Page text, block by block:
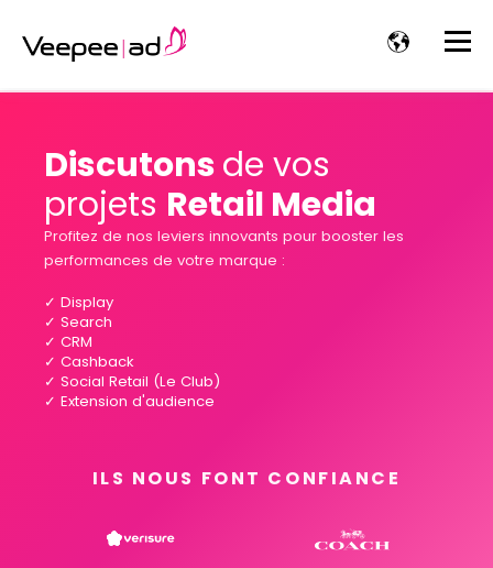
Discutonsde vos
projets Retail Media
Profitez de nos leviers innovants pour booster les
performances de votre marque :
✓ Display
✓ Search
✓ CRM
✓ Cashback
✓ Social Retail (Le Club)
✓ Extension d'audience
ILS NOUS FONT CONFIANCE